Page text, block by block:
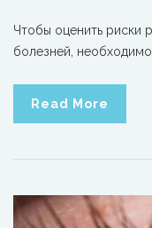
Чтобы оценить риски
болезней,
Read More